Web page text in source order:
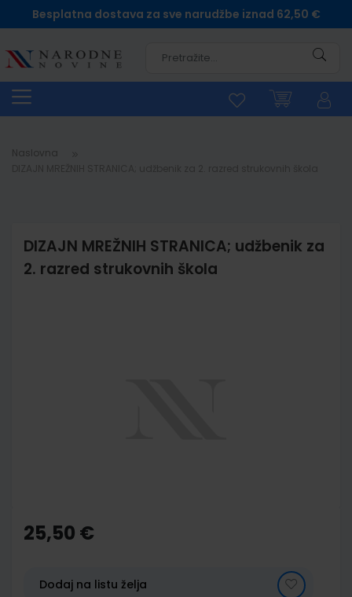
Besplatna dostava za sve narudžbe iznad 62,50 €
Naslovna
DIZAJN MREŽNIH STRANICA; udžbenik za
2. razred strukovnih škola
the
beginning
gallery
25,50 €
Dodaj na listu želja